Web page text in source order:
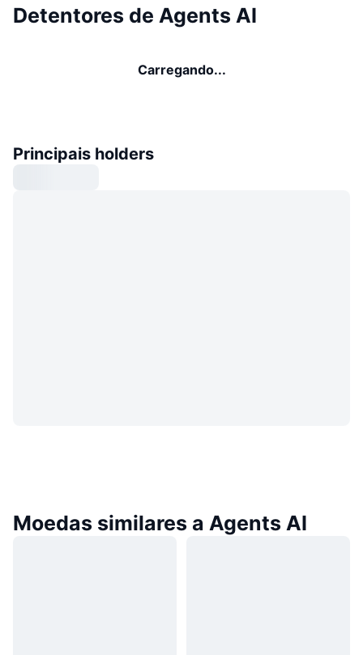
Detentores de Agents AI
Carregando...
Principais holders
Moedas similares a Agents AI